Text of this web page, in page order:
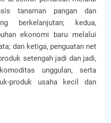
tanaman pangan dan
berkelanjutan; kedua,
ekonomi baru melalui
dan ketiga, penguatan net
setengah jadi dan jadi,
unggulan, serta
produk usaha kecil dan